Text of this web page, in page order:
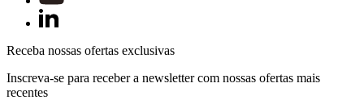
Receba nossas ofertas exclusivas
Inscreva-se para receber a newsletter com nossas ofertas mais
recentes